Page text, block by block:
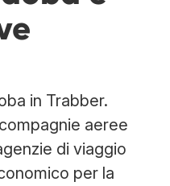
in Trabber.
aeree
di viaggio
per la